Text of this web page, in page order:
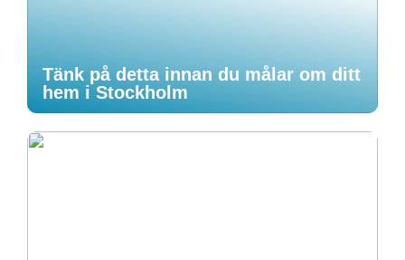
Tänk på detta innan du målar om ditt
hem i Stockholm